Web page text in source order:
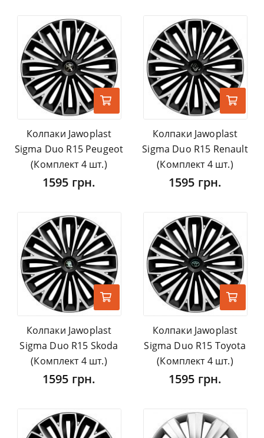
Колпаки Jawoplast
Sigma Duo R15 Peugeot
(Комплект 4 шт.)
1595 грн.
Колпаки Jawoplast
Sigma Duo R15 Renault
(Комплект 4 шт.)
1595 грн.
Колпаки Jawoplast
Sigma Duo R15 Skoda
(Комплект 4 шт.)
1595 грн.
Колпаки Jawoplast
Sigma Duo R15 Toyota
(Комплект 4 шт.)
1595 грн.